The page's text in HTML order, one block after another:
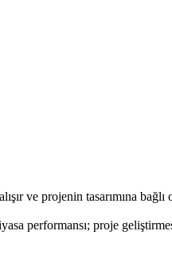
ve projenin tasarımına bağlı
performansı; proje